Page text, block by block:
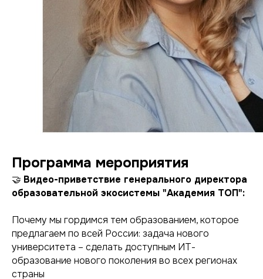
Программа мероприятия
🤝 Видео-приветствие генерального директора
образовательной экосистемы "Академия ТОП":
Почему мы гордимся тем образованием, которое
предлагаем по всей России: задача нового
университета – сделать доступным ИТ-
образование нового поколения во всех регионах
страны